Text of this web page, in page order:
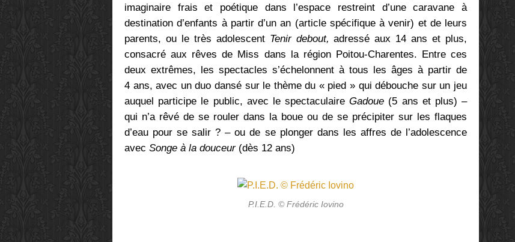
imaginaire frais et poétique dans l’espace restreint d’une caravane à
destination d’enfants à partir d’un an (article spécifique à venir) et de leurs
parents, ou le très adolescent Tenir debout, adressé aux 14 ans et plus,
consacré aux rêves de Miss dans la région Poitou-Charentes. Entre ces
deux extrêmes, les spectacles s’échelonnent à tous les âges à partir de
4 ans, avec un duo dansé sur le thème du « pied » qui débouche sur un jeu
auquel participe le public, avec le spectaculaireGadoue (5 ans et plus) –
qui n’a rêvé de se rouler dans la boue ou de se précipiter sur les flaques
d’eau pour se salir ? – ou de se plonger dans les affres de l’adolescence
avec Songe à la douceur(dès 12 ans)
P.I.E.D. © Frédéric Iovino